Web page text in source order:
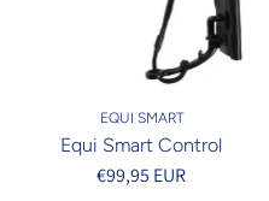
EQUI SMART
Equi Smart Control
€99,95 EUR